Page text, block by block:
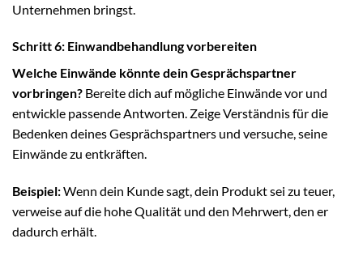
Unternehmen bringst.
Schritt 6: Einwandbehandlung vorbereiten
Welche Einwände könnte dein Gesprächspartner
vorbringen? Bereite dich auf mögliche Einwände vor und
entwickle passende Antworten. Zeige Verständnis für die
Bedenken deines Gesprächspartners und versuche, seine
Einwände zu entkräften.
Beispiel:Wenn dein Kunde sagt, dein Produkt sei zu teuer,
verweise auf die hohe Qualität und den Mehrwert, den er
dadurch erhält.